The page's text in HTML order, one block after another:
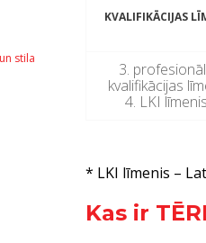
stila
KVALIFIKĀCIJAS
3.
kvalifikācijas
4. LKI
* LKI līmenis –
Kas ir